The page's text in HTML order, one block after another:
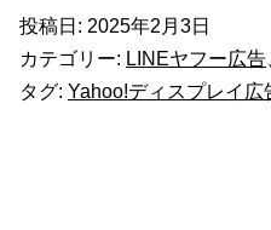
投稿日: 2025年2月3日
カテゴリー: LINEヤフー広告
タグ: Yahoo!ディスプレイ広